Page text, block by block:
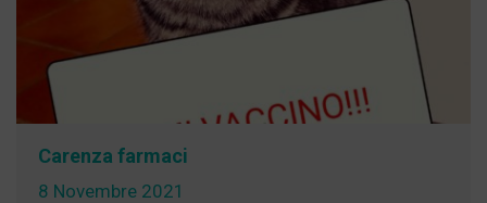
Carenza farmaci
8 Novembre 2021